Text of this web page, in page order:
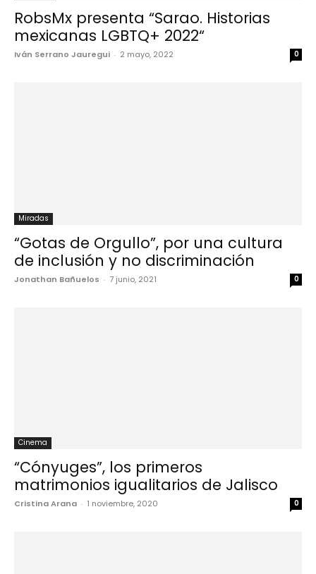
RobsMx presenta “Sarao. Historias
mexicanas LGBTQ+ 2022“
Iván Serrano Jauregui - 2 mayo, 2022 0
Miradas
“Gotas de Orgullo”, por una cultura
de inclusión y no discriminación
Jonathan Bañuelos - 7 junio, 2021 0
Cinema
“Cónyuges”, los primeros
matrimonios igualitarios de Jalisco
Cristina Arana - 1 noviembre, 2020 0